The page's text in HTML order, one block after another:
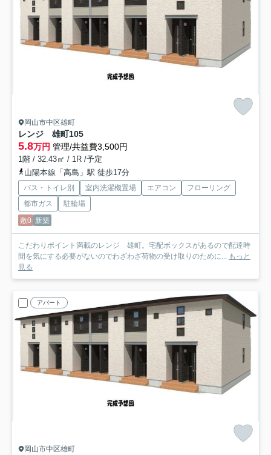
岡山市中区雄町
レンジ 雄町105
5.8万円 管理/共益費3,500円
1階 / 32.43㎡ / 1R /予定
山陽本線「高島」駅 徒歩17分
バス・トイレ別 室内洗濯機置場 エアコン
フローリング
都市ガス
駐輪場
敷0 新築
こだわりポイント満載のレンジ 雄町。宅配ボックスがあるので配達時
間を気にする必要がないのでわざわざ荷物の受け取りのために... もっと
見る
アパート
岡山市中区雄町